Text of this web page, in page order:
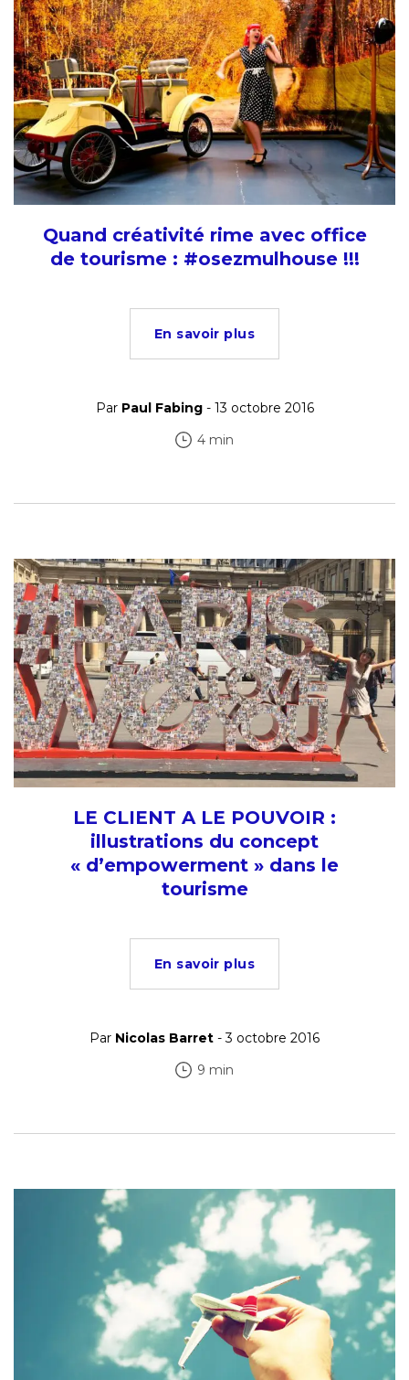
Quand créativité rime avec office
de tourisme : #osezmulhouse !!!
En savoir plus
Par Paul Fabing- 13 octobre 2016
4 min
LE CLIENT A LE POUVOIR :
illustrations du concept
« d’empowerment » dans le
tourisme
En savoir plus
Par Nicolas Barret - 3 octobre 2016
9 min